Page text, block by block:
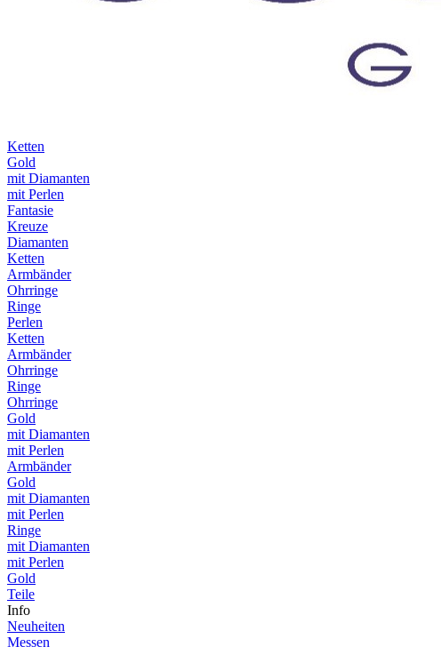
Ketten
Gold
mit Diamanten
mit Perlen
Fantasie
Kreuze
Diamanten
Ketten
Armbänder
Ohrringe
Ringe
Perlen
Ketten
Armbänder
Ohrringe
Ringe
Ohrringe
Gold
mit Diamanten
mit Perlen
Armbänder
Gold
mit Diamanten
mit Perlen
Ringe
mit Diamanten
mit Perlen
Gold
Teile
Info
Neuheiten
Messen